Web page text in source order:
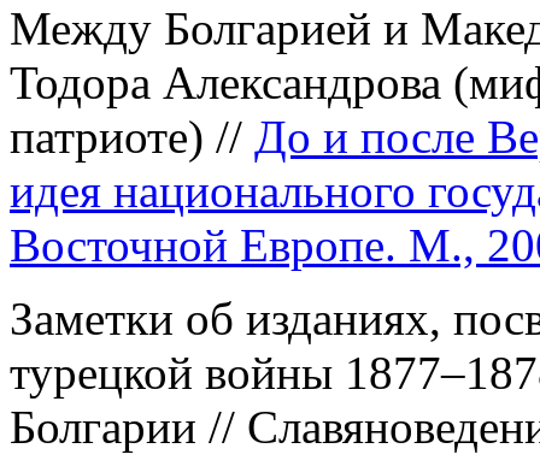
Между Болгарией и
Тодора Александрова
патриоте) // До и после
идея национального
Восточной Европе. М.,
Заметки об изданиях,
турецкой войны
Болгарии //